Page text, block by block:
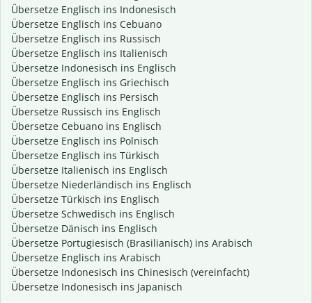
Übersetze Englisch ins Indonesisch
Übersetze Englisch ins Cebuano
Übersetze Englisch ins Russisch
Übersetze Englisch ins Italienisch
Übersetze Indonesisch ins Englisch
Übersetze Englisch ins Griechisch
Übersetze Englisch ins Persisch
Übersetze Russisch ins Englisch
Übersetze Cebuano ins Englisch
Übersetze Englisch ins Polnisch
Übersetze Englisch ins Türkisch
Übersetze Italienisch ins Englisch
Übersetze Niederländisch ins Englisch
Übersetze Türkisch ins Englisch
Übersetze Schwedisch ins Englisch
Übersetze Dänisch ins Englisch
Übersetze Portugiesisch (Brasilianisch) ins Arabisch
Übersetze Englisch ins Arabisch
Übersetze Indonesisch ins Chinesisch (vereinfacht)
Übersetze Indonesisch ins Japanisch